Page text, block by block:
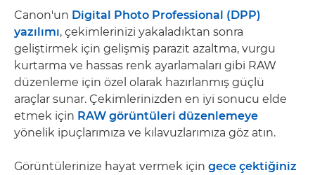
Canon'un Digital Photo Professional (DPP)
yazılımı, çekimlerinizi yakaladıktan sonra
geliştirmek için gelişmiş parazit azaltma, vurgu
kurtarma ve hassas renk ayarlamaları gibi RAW
düzenleme için özel olarak hazırlanmış güçlü
araçlar sunar. Çekimlerinizden en iyi sonucu elde
etmek için RAW görüntüleri düzenlemeye
yönelik ipuçlarımıza ve kılavuzlarımıza göz atın.
Görüntülerinize hayat vermek için gece çektiğiniz